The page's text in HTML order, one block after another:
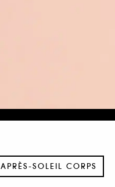
APRÈS-SOLEIL CORPS